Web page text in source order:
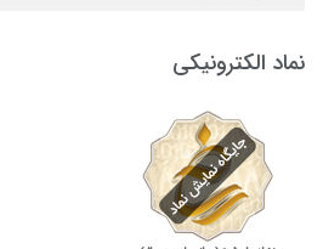
نماد الکترونیکی